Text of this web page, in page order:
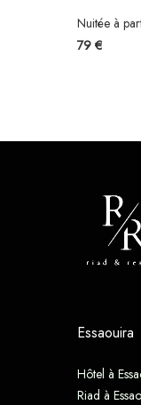
Nuitée à
79 €
Essaouira
Hôtel à
Riad à